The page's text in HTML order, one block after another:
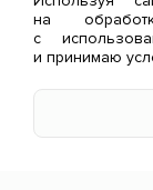
риски.
на
с
и принимаю